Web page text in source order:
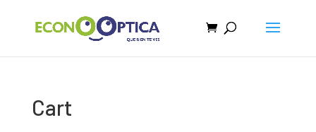
Cart